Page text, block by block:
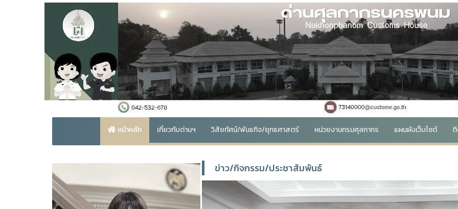
หน้าหลัก เกี่ยวกับด่านฯ วิสัยทัศน์/พันธกิจ/ยุทธศาสตร์ หน่วยงานกรมศุลกากร แผนผังเว็บไซต์
ข่าว/กิจกรรม/ประชาสัมพันธ์
Previous